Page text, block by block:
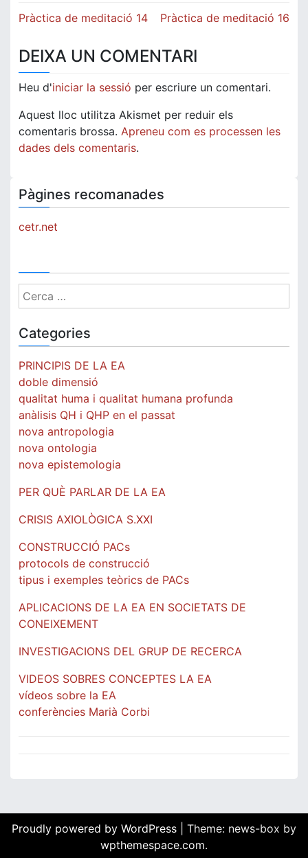
Navegació
Pràctica de meditació 14 Pràctica de meditació 16
DEIXA UN COMENTARI
Heu d'iniciar la sessió per escriure un comentari.
Aquest lloc utilitza Akismet per reduir els
comentaris brossa. Apreneu com es processen les
dades dels comentaris.
Pàgines recomanades
cetr.net
Cerca:
Categories
PRINCIPIS DE LA EA
doble dimensió
qualitat huma i qualitat humana profunda
anàlisis QH i QHP en el passat
nova antropologia
nova ontologia
nova epistemologia
PER QUÈ PARLAR DE LA EA
CRISIS AXIOLÒGICA S.XXI
CONSTRUCCIÓ PACs
protocols de construcció
tipus i exemples teòrics de PACs
APLICACIONS DE LA EA EN SOCIETATS DE
CONEIXEMENT
INVESTIGACIONS DEL GRUP DE RECERCA
VIDEOS SOBRES CONCEPTES LA EA
vídeos sobre la EA
conferències Marià Corbi
Proudly powered by WordPress
Theme: news-box by
wpthemespace.com.